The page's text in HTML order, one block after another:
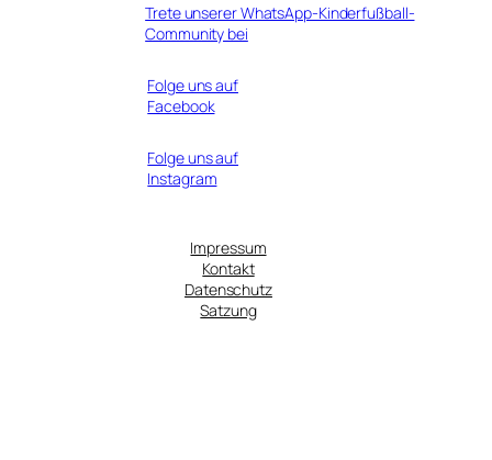
Trete unserer WhatsApp-Kinderfußball-
Community bei
Folge uns auf
Facebook
Folge uns auf
Instagram
Impressum
Kontakt
Datenschutz
Satzung